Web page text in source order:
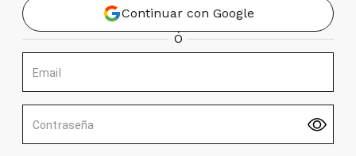
Continuar con Google
Ó
Email
Contraseña